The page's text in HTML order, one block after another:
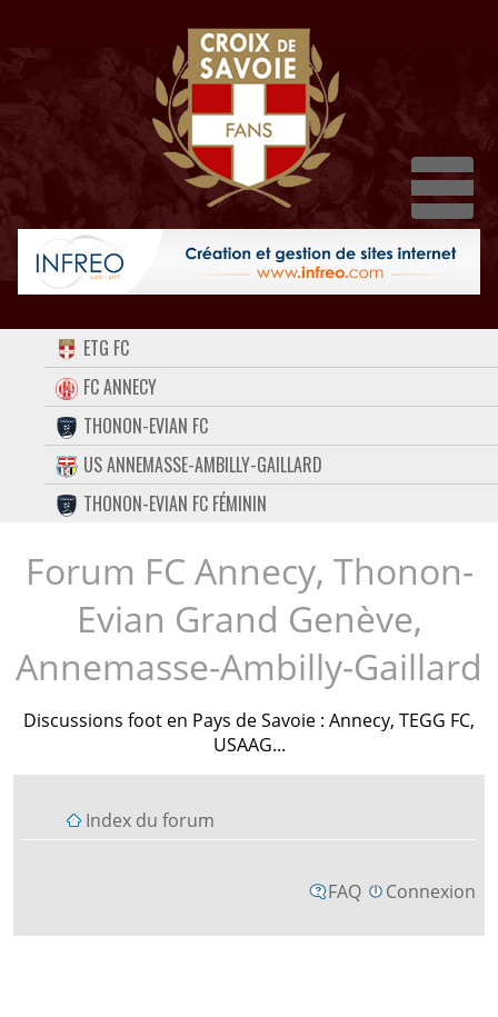
ACCUEIL
FORUM
CONTACT
FACEBOOK
TWITTER
INSTAGRAM
ETG FC
FC ANNECY
THONON-EVIAN FC
US ANNEMASSE-AMBILLY-GAILLARD
THONON-EVIAN FC FÉMININ
Forum FC Annecy, Thonon-
Evian Grand Genève,
Annemasse-Ambilly-Gaillard
Discussions foot en Pays de Savoie : Annecy, TEGG FC,
USAAG...
Index du forum
FAQ Connexion